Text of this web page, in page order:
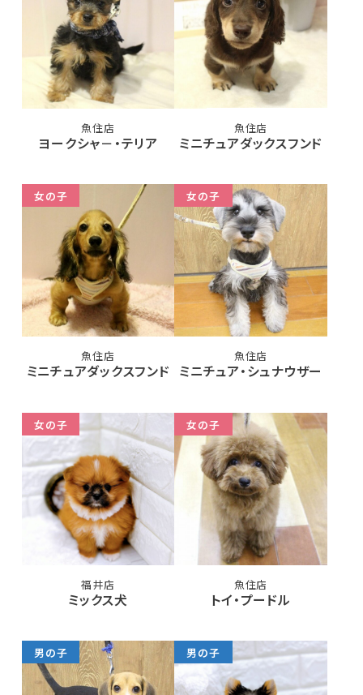
魚住店
ヨークシャ－・テリア
魚住店
ミニチュアダックスフンド
女の子
魚住店
ミニチュアダックスフンド
女の子
魚住店
ミニチュア・シュナウザー
女の子
福井店
ミックス犬
女の子
魚住店
トイ・プードル
男の子 男の子